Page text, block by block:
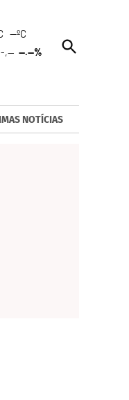
--ºC
-,----.--%
Open
Search
NOTÍCIAS